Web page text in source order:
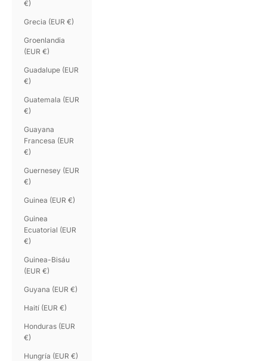
€)
Grecia (EUR €)
Groenlandia
(EUR €)
Guadalupe (EUR
€)
Guatemala (EUR
€)
Guayana
Francesa (EUR
€)
Guernesey (EUR
€)
Guinea (EUR €)
Guinea
Ecuatorial (EUR
€)
Guinea-Bisáu
(EUR €)
Guyana (EUR €)
Haití (EUR €)
Honduras (EUR
€)
Hungría (EUR €)